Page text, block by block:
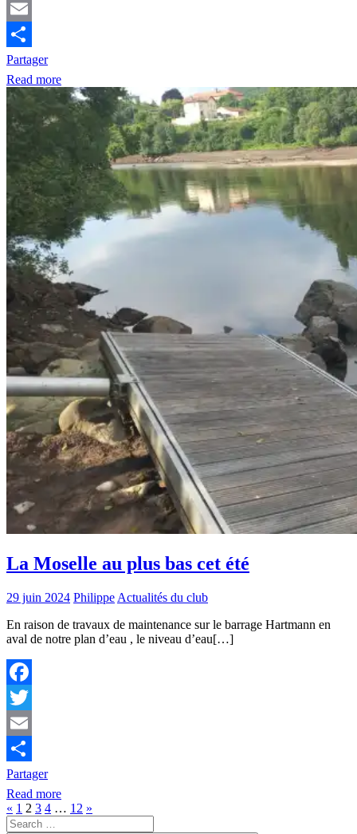
Twitter
Email
Partager
Read more
La Moselle au plus bas cet été
29 juin 2024 Philippe Actualités du club
En raison de travaux de maintenance sur le barrage Hartmann en
aval de notre plan d’eau , le niveau d’eau[…]
Facebook
Twitter
Email
Partager
Read more
Pagination
« Previous
Posts
1 2 3 4 … 12 Next
»
Search